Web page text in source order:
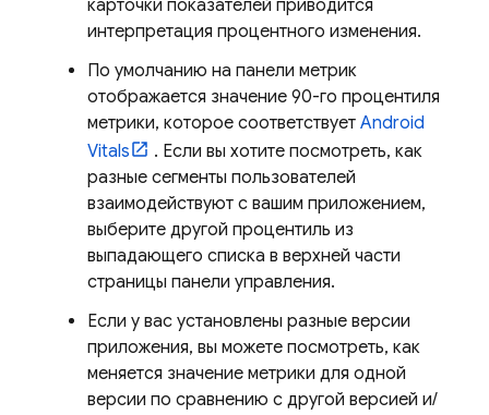
карточки показателей приводится
интерпретация процентного изменения.
По умолчанию на панели метрик
отображается значение 90-го процентиля
метрики, которое соответствует Android
Vitals
. Если вы хотите посмотреть, как
разные сегменты пользователей
взаимодействуют с вашим приложением,
выберите другой процентиль из
выпадающего списка в верхней части
страницы панели управления.
Если у вас установлены разные версии
приложения, вы можете посмотреть, как
меняется значение метрики для одной
версии по сравнению с другой версией и/